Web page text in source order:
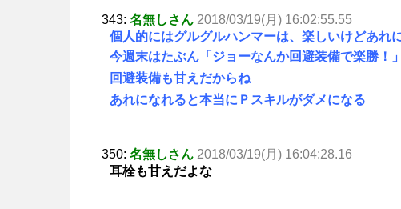
343: 名無しさん 2018/03/19(月) 16:02:55.55
個人的にはグルグルハンマーは、楽しいけどあれ
今週末はたぶん「ジョーなんか回避装備で楽勝！
回避装備も甘えだからね
あれになれると本当にＰスキルがダメになる
350: 名無しさん 2018/03/19(月) 16:04:28.16
耳栓も甘えだよな